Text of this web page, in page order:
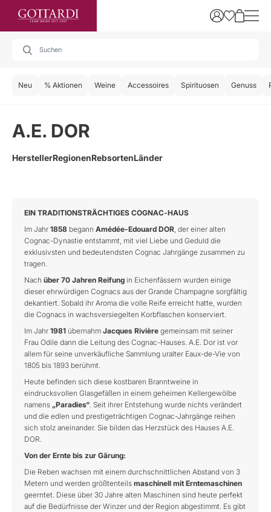
Neu % Aktionen Weine Accessoires Spirituosen Genuss
A.E. DOR
HerstellerRegionenRebsortenLänder
EIN TRADITIONSTRÄCHTIGES COGNAC-HAUS
Im Jahr 1858 begann Amédée-Edouard DOR, der einer alten
Cognac-Dynastie entstammt, mit viel Liebe und Geduld die
exklusivsten und bedeutendsten Cognac Jahrgänge zusammen zu
tragen.
Nach über 70 Jahren Reifung in Eichenfässern wurden einige
dieser ehrwürdigen Cognacs aus der Grande Champagne sorgfältig
dekantiert. Sobald ihr Aroma die volle Reife erreicht hatte, wurden
die Cognacs in wachsversiegelten Korbflaschen konserviert.
Im Jahr 1981 übernahm Jacques Rivière gemeinsam mit seiner
Frau Odile dann die Leitung des Cognac-Hauses. A.E. Dor ist vor
allem für seine unverkäufliche Sammlung uralter Eaux-de-Vie von
1805 bis 1893 berühmt.
Heute befinden sich diese kostbaren Branntweine in
eindrucksvollen Glasgefäßen in einem geheimen Kellergewölbe
namens „Paradies“. Seit ihrer Entstehung wurde nichts verändert
und die edlen und prestigeträchtigen Cognac-Jahrgänge reihen
sich stolz aneinander. Sie bilden das Herzstück des Hauses A.E.
DOR.
Von der Ernte bis zur Gärung:
Die Reben wachsen mit einem durchschnittlichen Abstand von 3
Metern und werden größtenteils maschinell mit Erntemaschinen
geerntet. Diese über 30 Jahre alten Maschinen sind heute perfekt
auf die Bedürfnisse der Winzer und der Region abgestimmt. Es gibt